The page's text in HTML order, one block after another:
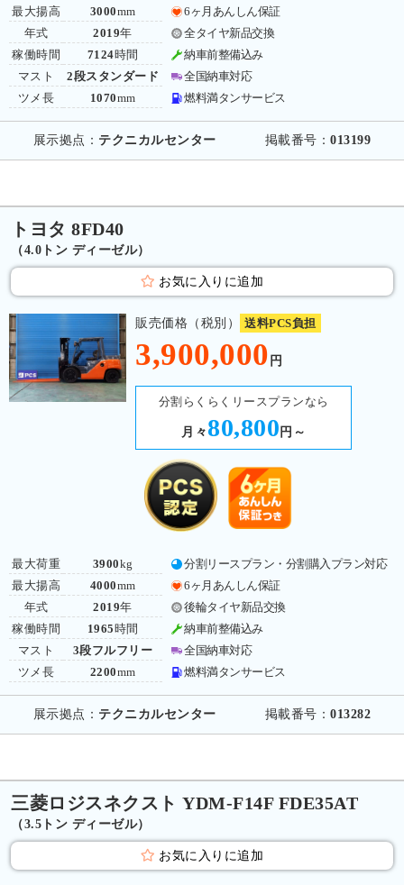
最大揚高
年式
稼働時間
マスト
ツメ長
3000mm
2019年
7124時間
2段スタンダード
1070mm
6ヶ月あんしん保証
全タイヤ新品交換
納車前整備込み
全国納車対応
燃料満タンサービス
展示拠点： テクニカルセンター 掲載番号：013199
トヨタ 8FD40
（4.0トン ディーゼル）
お気に入りに追加
販売価格（税別） 送料PCS負担
3,900,000 円
分割らくらくリースプランなら
月々 80,800 円～
最大荷重
最大揚高
年式
稼働時間
マスト
ツメ長
3900kg
4000mm
2019年
1965 時間
3段フルフリー
2200mm
分割リースプラン・分割購入プラン対応
6ヶ月あんしん保証
後輪タイヤ新品交換
納車前整備込み
全国納車対応
燃料満タンサービス
展示拠点： テクニカルセンター 掲載番号：013282
三菱ロジスネクスト YDM-F14F FDE35AT
（3.5トン ディーゼル）
お気に入りに追加